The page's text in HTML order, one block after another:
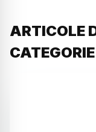
ARTICOLE
CATEGORIE